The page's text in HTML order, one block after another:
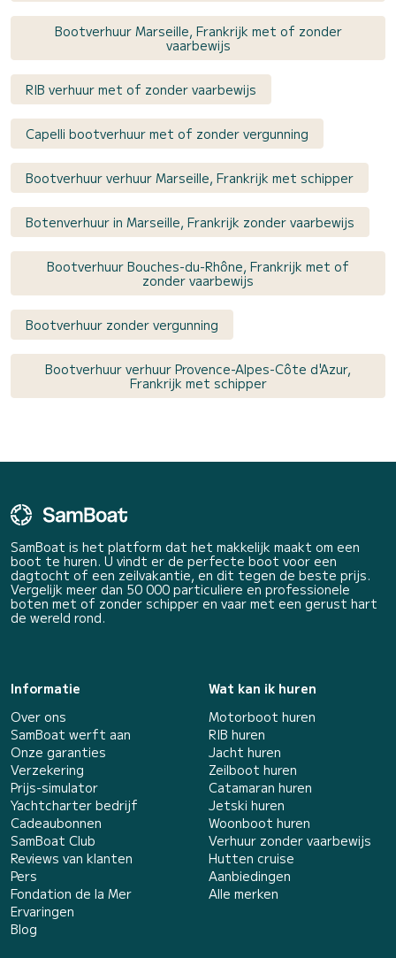
Bootverhuur Marseille, Frankrijk met of zonder
vaarbewijs
RIB verhuur met of zonder vaarbewijs
Capelli bootverhuur met of zonder vergunning
Bootverhuur verhuur Marseille, Frankrijk met schipper
Botenverhuur in Marseille, Frankrijk zonder vaarbewijs
Bootverhuur Bouches-du-Rhône, Frankrijk met of
zonder vaarbewijs
Bootverhuur zonder vergunning
Bootverhuur verhuur Provence-Alpes-Côte d'Azur,
Frankrijk met schipper
SamBoat is het platform dat het makkelijk maakt om een
boot te huren. U vindt er de perfecte boot voor een
dagtocht of een zeilvakantie, en dit tegen de beste prijs.
Vergelijk meer dan 50 000 particuliere en professionele
boten met of zonder schipper en vaar met een gerust hart
de wereld rond.
Informatie
Over ons
SamBoat werft aan
Onze garanties
Verzekering
Prijs-simulator
Yachtcharter bedrijf
Cadeaubonnen
SamBoat Club
Reviews van klanten
Pers
Fondation de la Mer
Ervaringen
Blog
Wat kan ik huren
Motorboot huren
RIB huren
Jacht huren
Zeilboot huren
Catamaran huren
Jetski huren
Woonboot huren
Verhuur zonder vaarbewijs
Hutten cruise
Aanbiedingen
Alle merken